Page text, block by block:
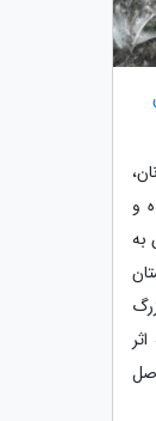
و
به